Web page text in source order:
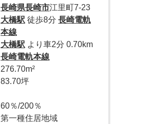
長崎県長崎市江里町7-23
大橋駅 徒歩8分長崎電軌
本線
大橋駅 より車2分 0.70km
長崎電軌本線
276.70m²
83.70坪
60％/200％
第一種住居地域